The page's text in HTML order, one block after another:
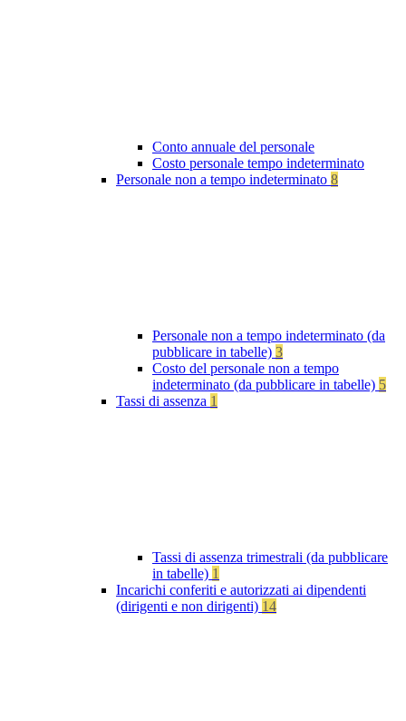
Conto annuale del personale
Costo personale tempo indeterminato
Personale non a tempo indeterminato 8
Personale non a tempo indeterminato (da
pubblicare in tabelle) 3
Costo del personale non a tempo
indeterminato (da pubblicare in tabelle) 5
Tassi di assenza 1
Tassi di assenza trimestrali (da pubblicare
in tabelle) 1
Incarichi conferiti e autorizzati ai dipendenti
(dirigenti e non dirigenti) 14